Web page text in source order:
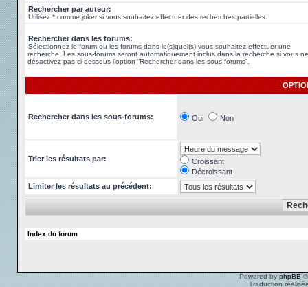
Rechercher par auteur:
Utilisez * comme joker si vous souhaitez effectuer des recherches partielles.
Rechercher dans les forums:
Sélectionnez le forum ou les forums dans le(s)quel(s) vous souhaitez effectuer une
recherche. Les sous-forums seront automatiquement inclus dans la recherche si vous ne
désactivez pas ci-dessous l’option “Rechercher dans les sous-forums”.
Rechercher dans les sous-forums: Oui Non
Trier les résultats par:
Croissant
Décroissant
Limiter les résultats au précédent:
Index du forum
Powered by phpBB
Traduction